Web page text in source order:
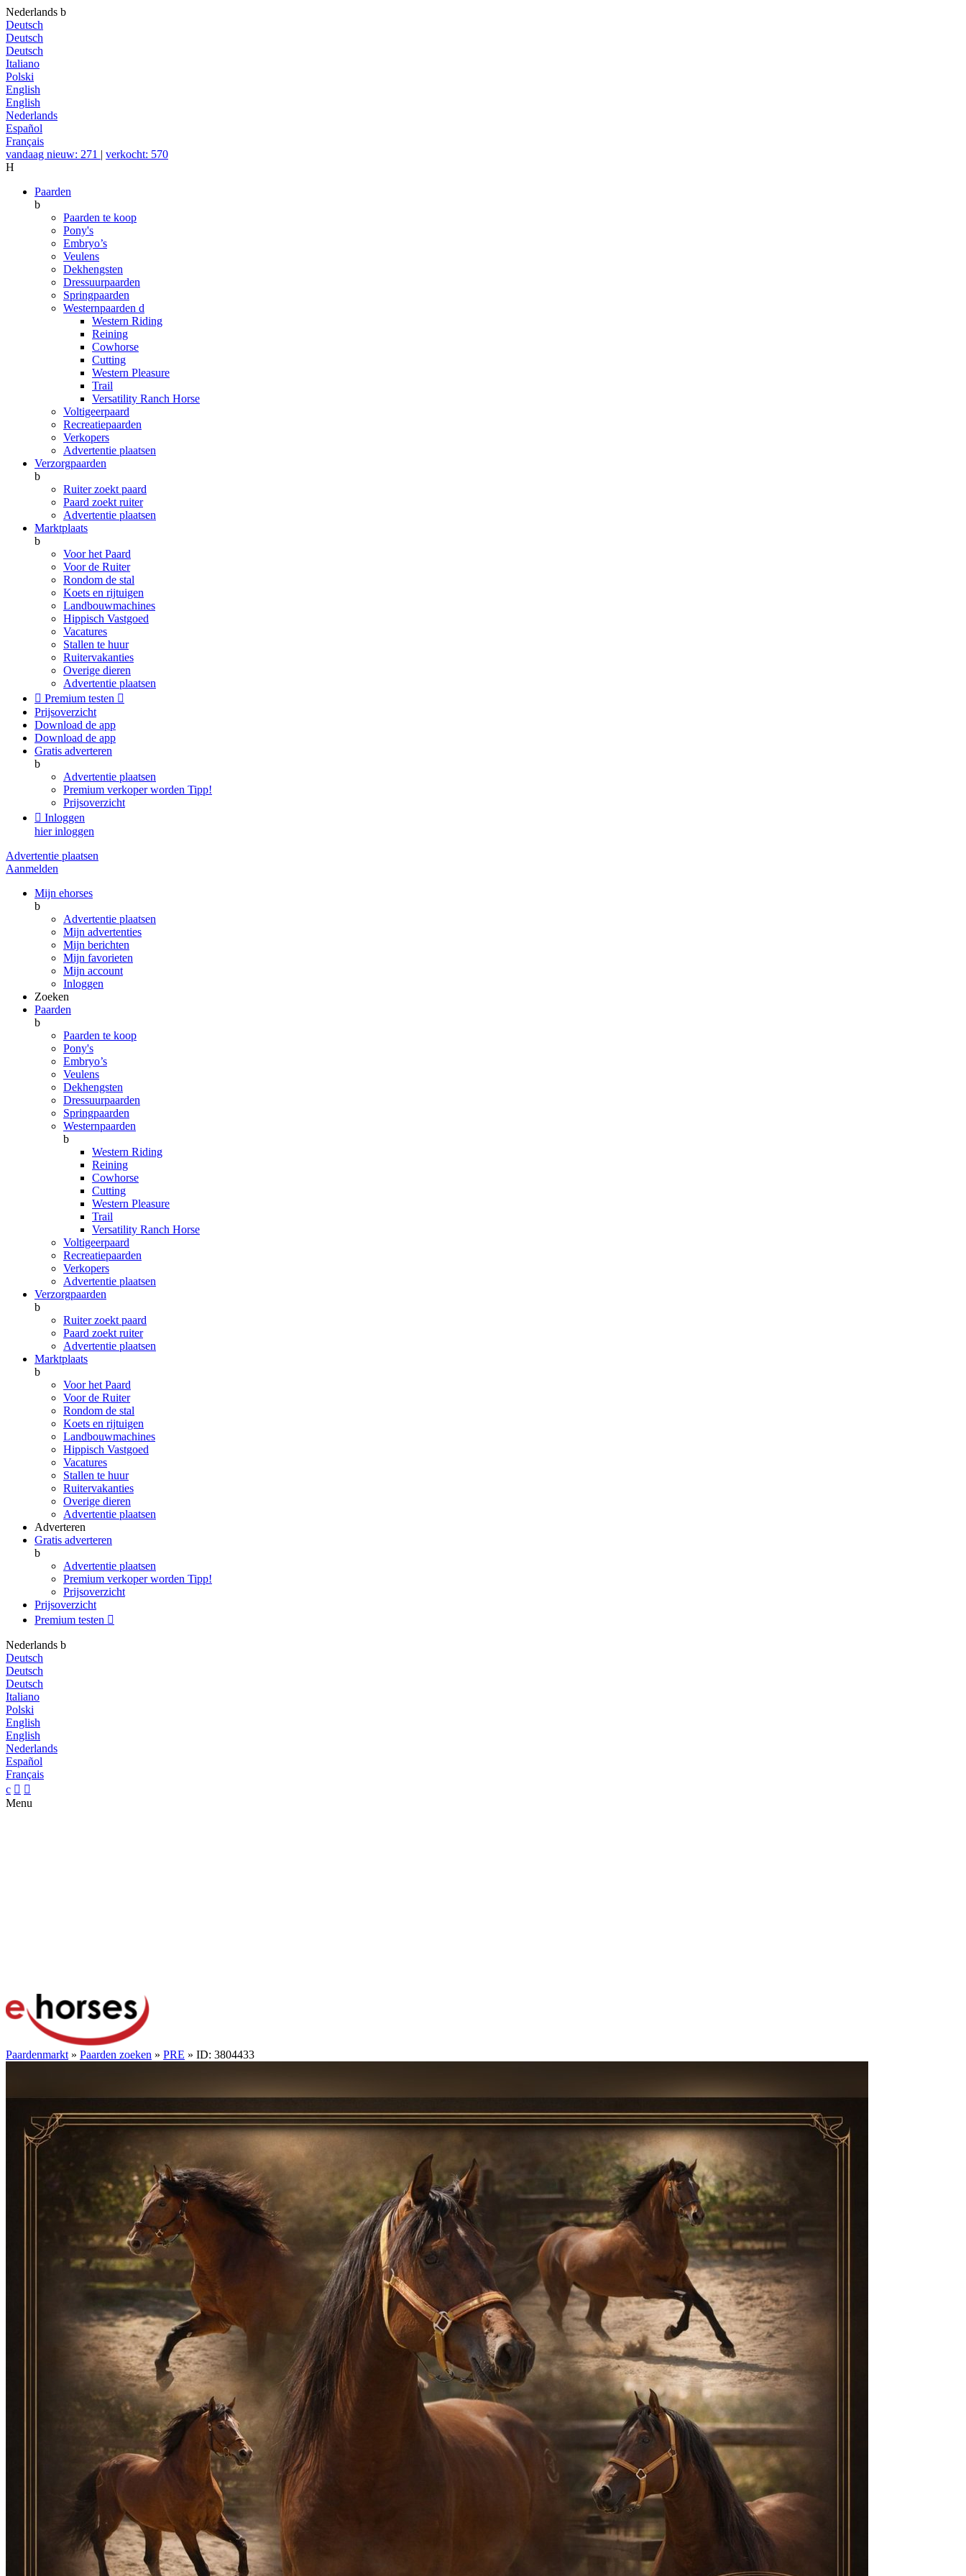
Nederlands b
Deutsch
Deutsch
Deutsch
Italiano
Polski
English
English
Nederlands
Español
Français
vandaag nieuw: 271 | verkocht: 570
H
Paarden
b
Paarden te koop
Pony's
Embryo’s
Veulens
Dekhengsten
Dressuurpaarden
Springpaarden
Westernpaarden d
Western Riding
Reining
Cowhorse
Cutting
Western Pleasure
Trail
Versatility Ranch Horse
Voltigeerpaard
Recreatiepaarden
Verkopers
Advertentie plaatsen
Verzorgpaarden
b
Ruiter zoekt paard
Paard zoekt ruiter
Advertentie plaatsen
Marktplaats
b
Voor het Paard
Voor de Ruiter
Rondom de stal
Koets en rijtuigen
Landbouwmachines
Hippisch Vastgoed
Vacatures
Stallen te huur
Ruitervakanties
Overige dieren
Advertentie plaatsen
 Premium testen 
Prijsoverzicht
Download de app
Download de app
Gratis adverteren
b
Advertentie plaatsen
Premium verkoper worden Tipp!
Prijsoverzicht
 Inloggen
hier inloggen
Advertentie plaatsen
Aanmelden
Mijn ehorses
b
Advertentie plaatsen
Mijn advertenties
Mijn berichten
Mijn favorieten
Mijn account
Inloggen
Zoeken
Paarden
b
Paarden te koop
Pony's
Embryo’s
Veulens
Dekhengsten
Dressuurpaarden
Springpaarden
Westernpaarden
b
Western Riding
Reining
Cowhorse
Cutting
Western Pleasure
Trail
Versatility Ranch Horse
Voltigeerpaard
Recreatiepaarden
Verkopers
Advertentie plaatsen
Verzorgpaarden
b
Ruiter zoekt paard
Paard zoekt ruiter
Advertentie plaatsen
Marktplaats
b
Voor het Paard
Voor de Ruiter
Rondom de stal
Koets en rijtuigen
Landbouwmachines
Hippisch Vastgoed
Vacatures
Stallen te huur
Ruitervakanties
Overige dieren
Advertentie plaatsen
Adverteren
Gratis adverteren
b
Advertentie plaatsen
Premium verkoper worden Tipp!
Prijsoverzicht
Prijsoverzicht
Premium testen 
Nederlands b
Deutsch
Deutsch
Deutsch
Italiano
Polski
English
English
Nederlands
Español
Français
c  
Menu
Paardenmarkt » Paarden zoeken » PRE » ID: 3804433